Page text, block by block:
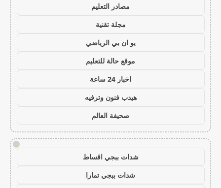
مصادر التعليم
مجلة تقنية
يو ان بي الرياضي
موقع حالة للتعليم
اخبار 24 ساعة
هيدب فنون وترفيه
صحيفة العالم
!
شدات ببجي اقساط
شدات ببجي تمارا